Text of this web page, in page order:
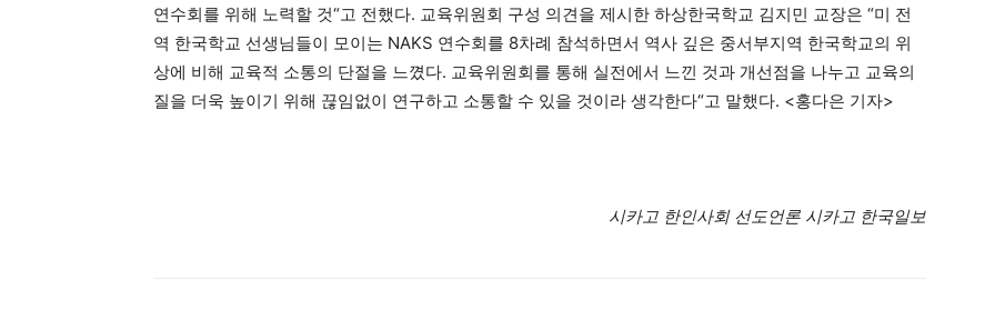
연수회를 위해 노력할 것“고 전했다. 교육위원회 구성 의견을 제시한 하상한국학교 김지민 교장은 “미 전
역 한국학교 선생님들이 모이는 NAKS 연수회를 8차례 참석하면서 역사 깊은 중서부지역 한국학교의 위
상에 비해 교육적 소통의 단절을 느꼈다. 교육위원회를 통해 실전에서 느낀 것과 개선점을 나누고 교육의
질을 더욱 높이기 위해 끊임없이 연구하고 소통할 수 있을 것이라 생각한다“고 말했다. <홍다은 기자>
시카고 한인사회 선도언론 시카고 한국일보